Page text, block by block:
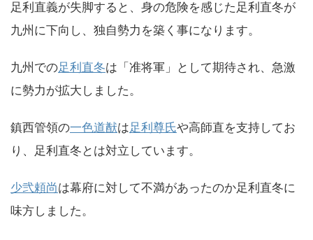
足利直義が失脚すると、身の危険を感じた足利直冬が
九州に下向し、独自勢力を築く事になります。
九州での足利直冬は「准将軍」として期待され、急激
に勢力が拡大しました。
鎮西管領の一色道猷は足利尊氏や高師直を支持してお
り、足利直冬とは対立しています。
少弐頼尚は幕府に対して不満があったのか足利直冬に
味方しました。